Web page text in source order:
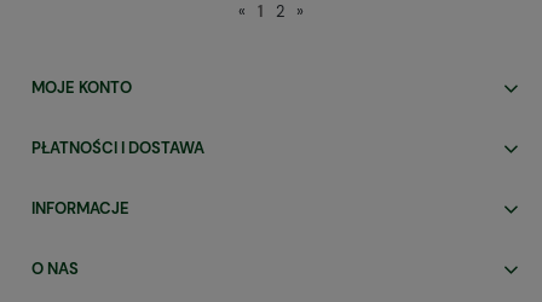
« 1 2 »
MOJE KONTO
PŁATNOŚCI I DOSTAWA
INFORMACJE
O NAS